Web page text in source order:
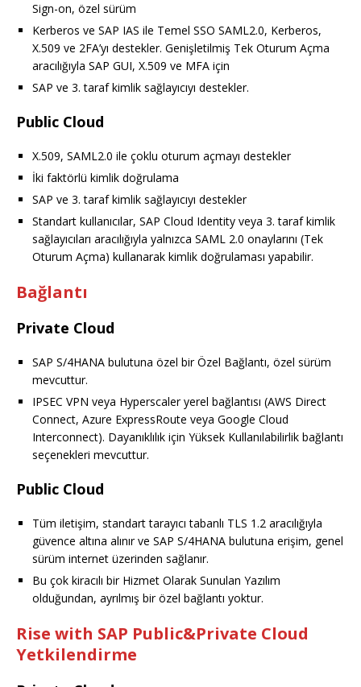
Sign-on, özel sürüm
Kerberos ve SAP IAS ile Temel SSO SAML2.0, Kerberos,
X.509 ve 2FA’yı destekler. Genişletilmiş Tek Oturum Açma
aracılığıyla SAP GUI, X.509 ve MFA için
SAP ve 3. taraf kimlik sağlayıcıyı destekler.
Public Cloud
X.509, SAML2.0 ile çoklu oturum açmayı destekler
İki faktörlü kimlik doğrulama
SAP ve 3. taraf kimlik sağlayıcıyı destekler
Standart kullanıcılar, SAP Cloud Identity veya 3. taraf kimlik
sağlayıcıları aracılığıyla yalnızca SAML 2.0 onaylarını (Tek
Oturum Açma) kullanarak kimlik doğrulaması yapabilir.
Bağlantı
Private Cloud
SAP S/4HANA bulutuna özel bir Özel Bağlantı, özel sürüm
mevcuttur.
IPSEC VPN veya Hyperscaler yerel bağlantısı (AWS Direct
Connect, Azure ExpressRoute veya Google Cloud
Interconnect). Dayanıklılık için Yüksek Kullanılabilirlik bağlantı
seçenekleri mevcuttur.
Public Cloud
Tüm iletişim, standart tarayıcı tabanlı TLS 1.2 aracılığıyla
güvence altına alınır ve SAP S/4HANA bulutuna erişim, genel
sürüm internet üzerinden sağlanır.
Bu çok kiracılı bir Hizmet Olarak Sunulan Yazılım
olduğundan, ayrılmış bir özel bağlantı yoktur.
Rise with SAP Public&Private Cloud
Yetkilendirme